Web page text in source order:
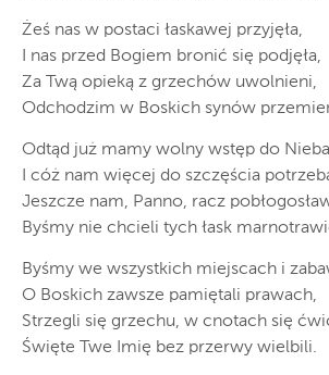
Żeś nas w postaci łaskawej przyjęła,
I nas przed Bogiem bronić się podjęła,
Za Twą opieką z grzechów uwolnieni,
Odchodzim w Boskich synów
Odtąd już mamy wolny wstęp do Nieba
I cóż nam więcej do szczęścia
Jeszcze nam, Panno, racz
Byśmy nie chcieli tych łask
Byśmy we wszystkich miejscach i
O Boskich zawsze pamiętali prawach,
Strzegli się grzechu, w cnotach się
Święte Twe Imię bez przerwy wielbili.